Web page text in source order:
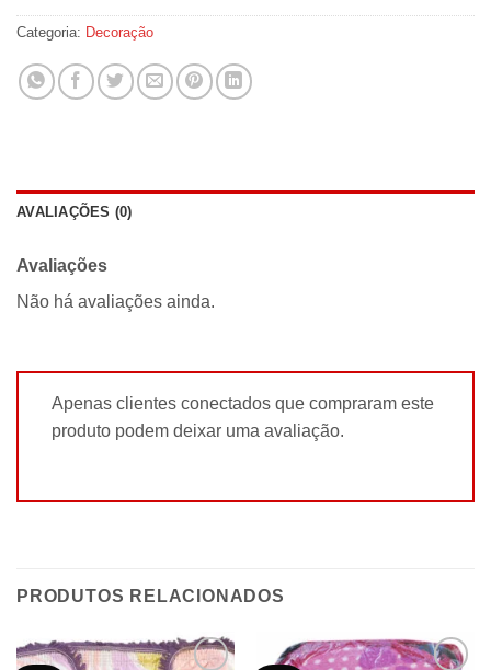
Categoria: Decoração
AVALIAÇÕES (0)
Avaliações
Não há avaliações ainda.
Apenas clientes conectados que compraram este
produto podem deixar uma avaliação.
PRODUTOS RELACIONADOS